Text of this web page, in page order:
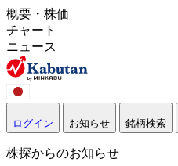
概要・株価
チャート
ニュース
ログイン お知らせ 銘柄検索
株探からのお知らせ